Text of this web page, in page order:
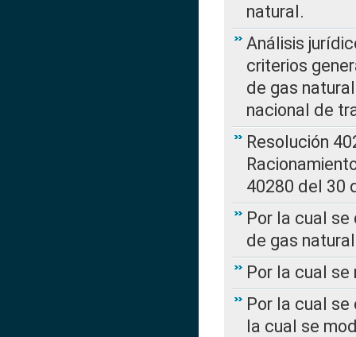
natural.
Análisis
criterios
de gas
nacional de
Resolución
40280 del 30
Por la cual
de gas natural
Por la cual se
Por la cual se
la cual se